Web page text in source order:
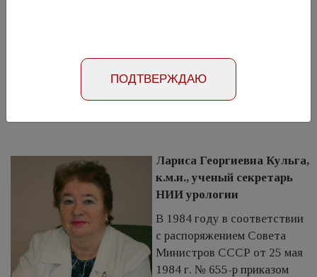
Абстракт на английском языке
Лариса Георгиевна Кульга,
к.м.н., ученый секретарь
НИИ урологии
В 1984 году в соответствии
с распоряжением Совета
Министров СССР от 25 мая
1984 г. № 655-р приказом
ПОДТВЕРЖДАЮ